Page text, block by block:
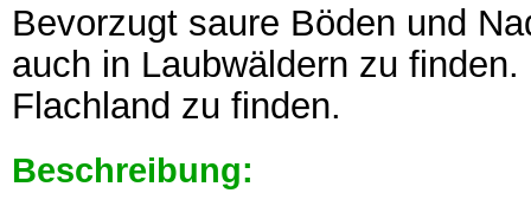
Bevorzugt saure Böden und
auch in Laubwäldern zu
Flachland zu finden.
Beschreibung: